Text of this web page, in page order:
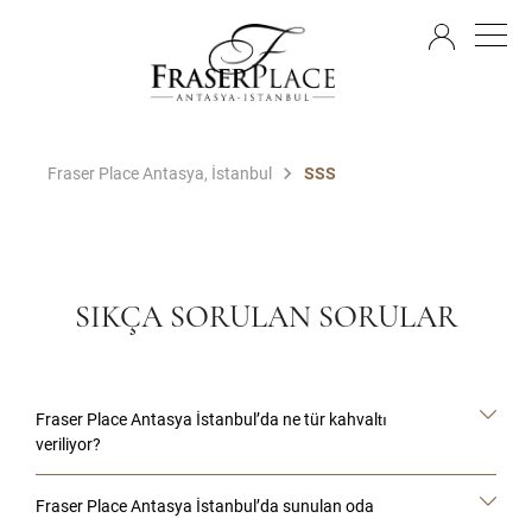
Fraser Place Antasya, İstanbul SSS
SIKÇA SORULAN SORULAR
Fraser Place Antasya İstanbul’da ne tür kahvaltı
veriliyor?
Fraser Place Antasya İstanbul’da sunulan oda